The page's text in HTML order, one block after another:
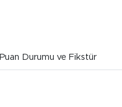
Puan Durumu ve Fikstür